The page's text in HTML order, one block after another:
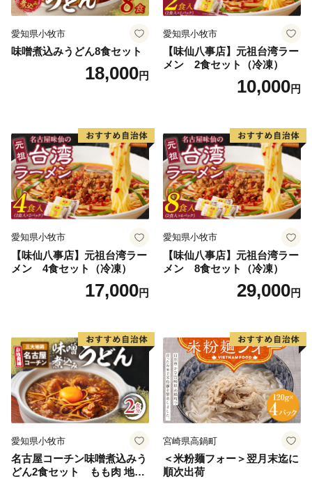
愛知県小牧市
味噌煮込みうどん8食セット
18,000円
愛知県小牧市
【味仙八事店】元祖台湾ラー
メン 2食セット（冷凍）
10,000円
愛知県小牧市
【味仙八事店】元祖台湾ラー
メン 4食セット（冷凍）
17,000円
愛知県小牧市
【味仙八事店】元祖台湾ラー
メン 8食セット（冷凍）
29,000円
愛知県小牧市
名古屋コーチン味噌煮込みう
どん2食セット もも肉 地鶏
宮崎県高鍋町
＜米粉麺フォー＞翌月末迄に
順次出荷